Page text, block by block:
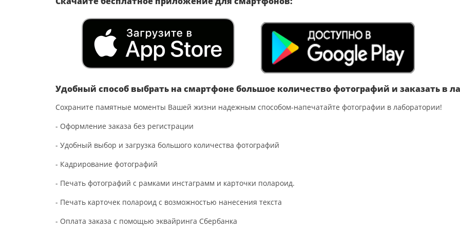
Удобный способ выбрать на смартфоне большое количество фотографий и заказать в
Сохраните памятные моменты Вашей жизни надежным способом-напечатайте фотографии в лаборатории!
- Оформление заказа без регистрации
- Удобный выбор и загрузка большого количества фотографий
- Кадрирование фотографий
- Печать фотографий с рамками инстаграмм и карточки полароид.
- Печать карточек полароид с возможностью нанесения текста
- Оплата заказа с помощью эквайринга Сбербанка